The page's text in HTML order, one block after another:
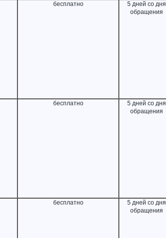
бесплатно
5 дней со дня
обращения
бесплатно
5 дней со дня
обращения
бесплатно
5 дней со дня
обращения